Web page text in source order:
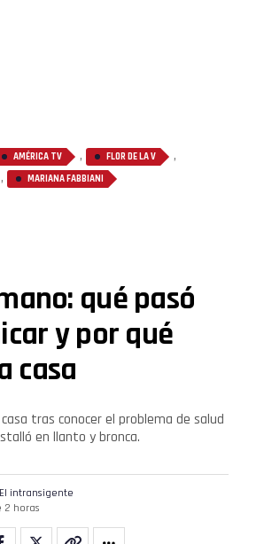
AMÉRICA TV , FLOR DE LA V ,
, MARIANA FABBIANI
qué pasó
y por qué
casa
tras conocer el problema de salud
en llanto y bronca.
intransigente
2 horas